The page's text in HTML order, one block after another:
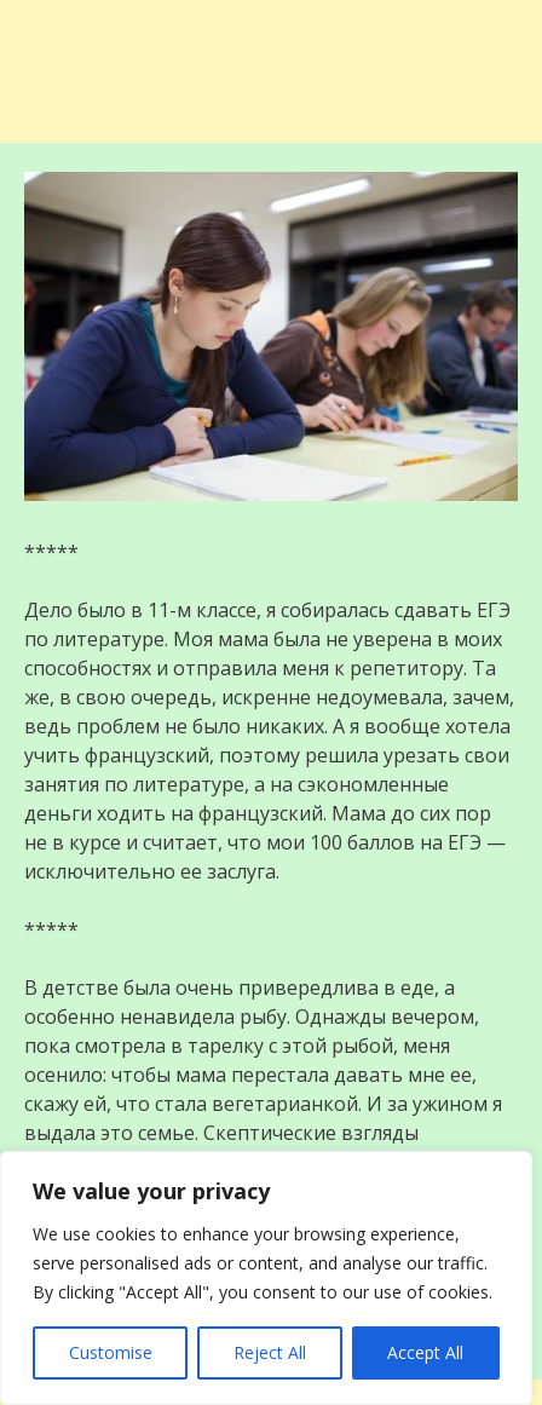
We value your privacy
We use cookies to enhance your browsing experience,
serve personalised ads or content, and analyse our traffic.
By clicking "Accept All", you consent to our use of cookies.
Customise Reject All Accept All
*****
Дело было в 11-м классе, я собиралась сдавать ЕГЭ
по литературе. Моя мама была не уверена в моих
способностях и отправила меня к репетитору. Та
же, в свою очередь, искренне недоумевала, зачем,
ведь проблем не было никаких. А я вообще хотела
учить французский, поэтому решила урезать свои
занятия по литературе, а на сэкономленные
деньги ходить на французский. Мама до сих пор
не в курсе и считает, что мои 100 баллов на ЕГЭ —
исключительно ее заслуга.
*****
В детстве была очень привередлива в еде, а
особенно ненавидела рыбу. Однажды вечером,
пока смотрела в тарелку с этой рыбой, меня
осенило: чтобы мама перестала давать мне ее,
скажу ей, что стала вегетарианкой. И за ужином я
выдала это семье. Скептические взгляды
меня мама не стала и насильно кормить рыбой
месяц, и спустя 11 лет я все еще оставалась
вегетарианкой. Ни курицы, ни креветок, ни
индейки все эти 11 лет, только бы не есть рыбу на
ужин.